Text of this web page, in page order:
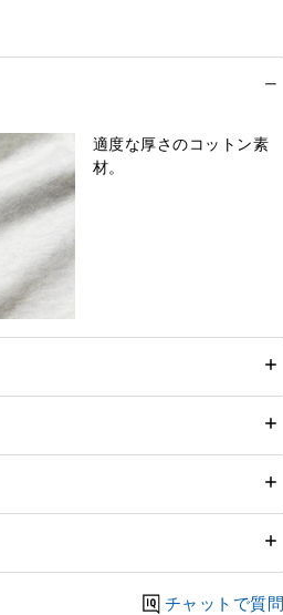
適度な厚さのコットン素
材。
チャットで質問